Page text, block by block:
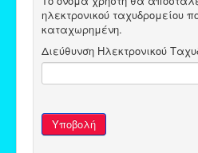
ηλεκτρονικού ταχυδρομείου
καταχωρημένη.
Διεύθυνση Ηλεκτρονικού
Υποβολή